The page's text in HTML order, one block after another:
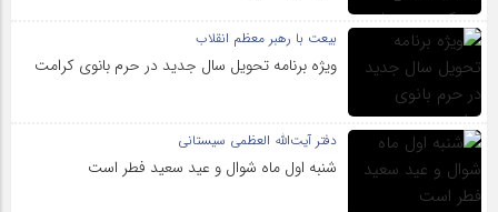
بیعت با رهبر معظم انقلاب
ویژه برنامه تحویل سال جدید در حرم بانوی کرامت
دفتر آیت‌الله العظمی سیستانی
شنبه اول ماه شوال و عید سعید فطر است